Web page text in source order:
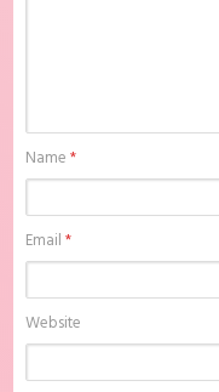
Name*
Email*
Website